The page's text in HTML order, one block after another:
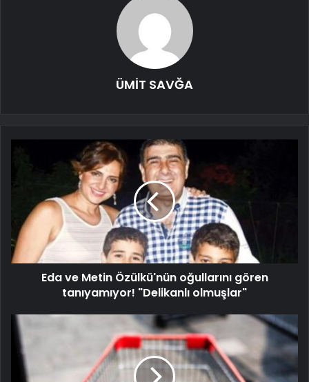
ÜMİT SAVĞA
Eda ve Metin Özülkü'nün oğullarını gören
tanıyamıyor! "Delikanlı olmuşlar"